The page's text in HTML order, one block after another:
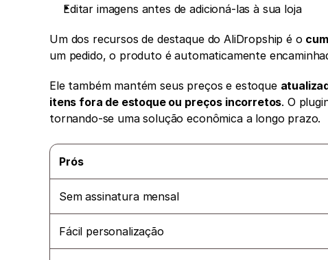
Editar imagens antes de adicioná-las à sua loja
Um dos recursos de destaque do AliDropship é o
um pedido, o produto é automaticamente
Ele também mantém seus preços e estoque
itens fora de estoque ou preços incorretos. O
tornando-se uma solução econômica a longo prazo.
Prós
Sem assinatura mensal
Fácil personalização